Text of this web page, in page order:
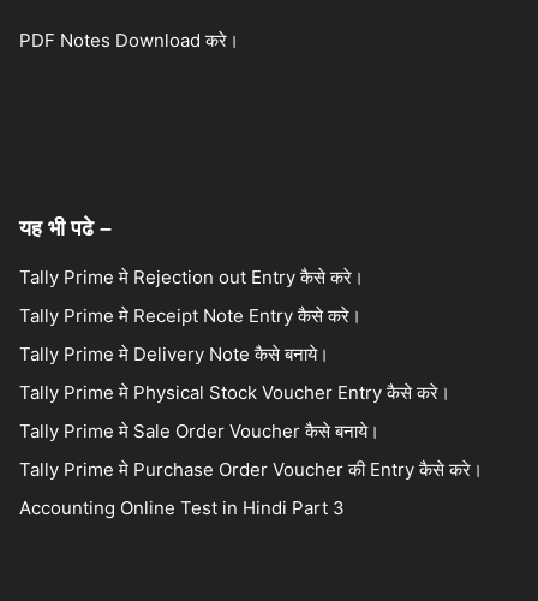
PDF Notes Download करे।
यह भी पढे –
Tally Prime मे Rejection out Entry कैसे करे।
Tally Prime मे Receipt Note Entry कैसे करे।
Tally Prime मे Delivery Note कैसे बनाये।
Tally Prime मे Physical Stock Voucher Entry कैसे करे।
Tally Prime मे Sale Order Voucher कैसे बनाये।
Tally Prime मे Purchase Order Voucher की Entry कैसे करे।
Accounting Online Test in Hindi Part 3